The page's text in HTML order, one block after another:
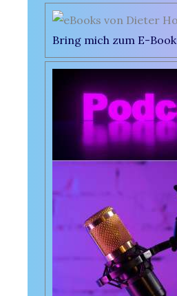
Bring mich zum E-Book